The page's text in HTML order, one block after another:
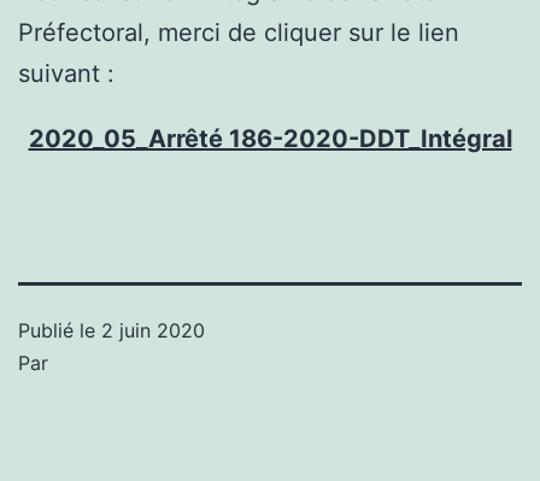
Préfectoral, merci de cliquer sur le lien
suivant :
2020_05_Arrêté 186-2020-DDT_Intégral
Publié le 2 juin 2020
Par